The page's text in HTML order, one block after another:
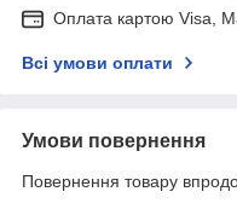
Оплата картою Visa,
Всі умови оплати
Умови повернення
Повернення товару